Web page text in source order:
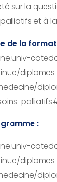
sur la
et à
de la
: